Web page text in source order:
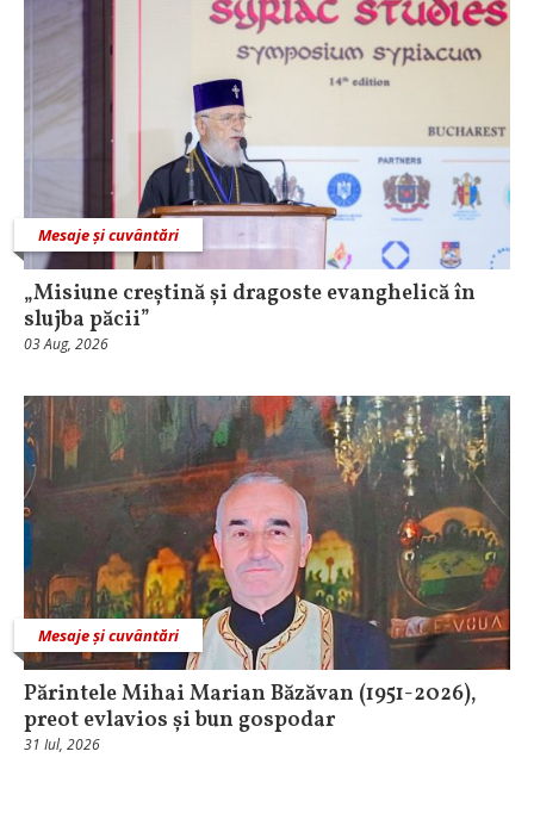
Mesaje și cuvântări
„Misiune creștină și dragoste evanghelică în
slujba păcii”
03 Aug, 2026
Mesaje și cuvântări
Părintele Mihai Marian Băzăvan (1951-2026),
preot evlavios și bun gospodar
31 Iul, 2026